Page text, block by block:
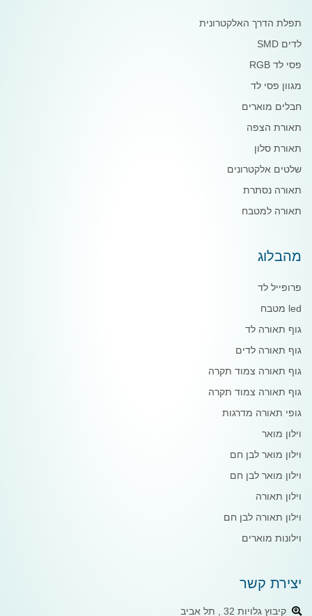
תפלת הדרך האלקטרונית
לדים SMD
פסי לד RGB
מגוון פסי לד
חבלים מוארים
תאורת הצפה
תאורת סלון
שלטים אלקטרונים
תאורה נסתרת
תאורה למטבח
מהבלוג
פרופייל לד
led מטבח
גוף תאורה לד
גוף תאורה לדים
גוף תאורה צמוד תקרה
גוף תאורה צמוד תקרה
גופי תאורה מדרגות
וילון מואר
וילון מואר לבן חם
וילון מואר לבן חם
וילון תאורה
וילון תאורה לבן חם
וילונות מוארים
יצירת קשר
קיבוץ גלויות 32 , תל אביב